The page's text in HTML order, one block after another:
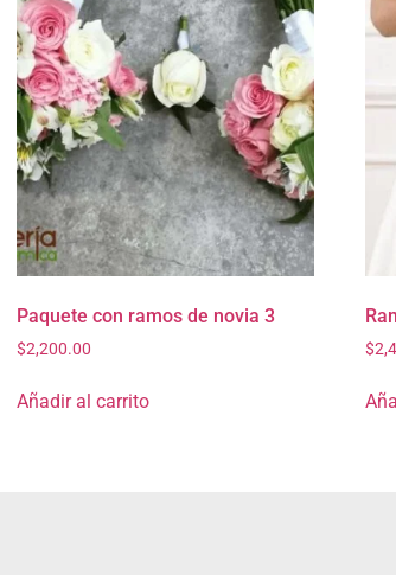
Paquete con ramos de novia 3
$2,200.00
Añadir al carrito
$